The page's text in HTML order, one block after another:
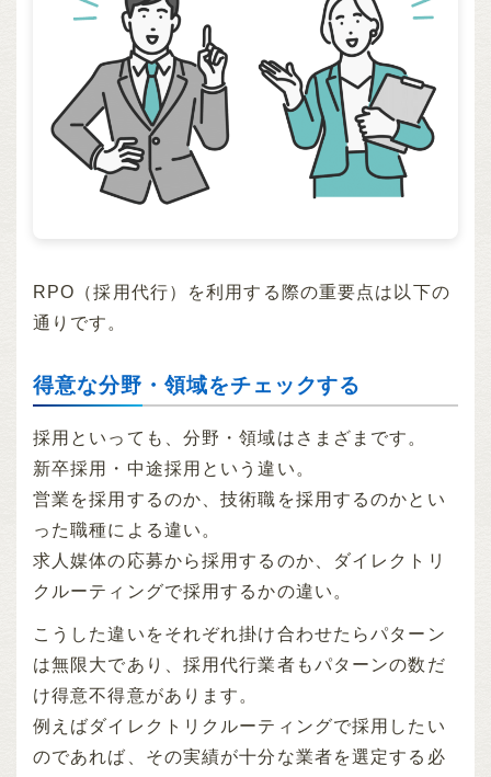
RPO（採用代行）を利用する際の重要点は以下の
通りです。
得意な分野・領域をチェックする
採用といっても、分野・領域はさまざまです。
新卒採用・中途採用という違い。
営業を採用するのか、技術職を採用するのかとい
った職種による違い。
求人媒体の応募から採用するのか、ダイレクトリ
クルーティングで採用するかの違い。
こうした違いをそれぞれ掛け合わせたらパターン
は無限大であり、採用代行業者もパターンの数だ
け得意不得意があります。
例えばダイレクトリクルーティングで採用したい
のであれば、その実績が十分な業者を選定する必